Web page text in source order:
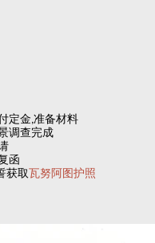
定金,准备材料
调查完成
函
获取瓦努阿图护照